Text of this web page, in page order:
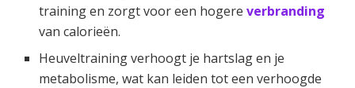
training en zorgt voor een hogereverbranding
van calorieën.
Heuveltraining verhoogt je hartslag en je
metabolisme, wat kan leiden tot een verhoogde